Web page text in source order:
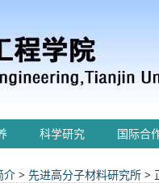
科学研究 国际合
介 > 先进高分子材料研究所 >